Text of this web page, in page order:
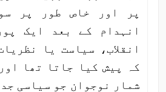
پر اور خاص طور پر
انہدام کے بعد ایک
انقلاب، سیاست یا
کہ پیش کیا جاتا تھا
شمار نوجوان جو سیاسی